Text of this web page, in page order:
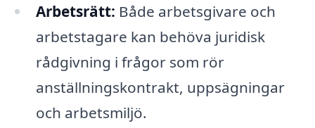
Arbetsrätt: Både arbetsgivare och
arbetstagare kan behöva juridisk
rådgivning i frågor som rör
anställningskontrakt, uppsägningar
och arbetsmiljö.